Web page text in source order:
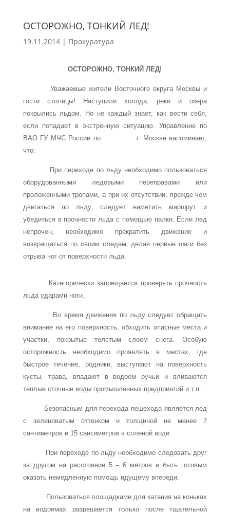
ОСТОРОЖНО, ТОНКИЙ ЛЕД!
19.11.2014| Прокуратура
ОСТОРОЖНО, ТОНКИЙ ЛЕД!
Уважаемые жители Восточного округа Москвы и
гости столицы! Наступили холода, реки и озера
покрылись льдом. Но не каждый знает, как вести себя,
если попадает в экстренную ситуацию. Управление по
ВАО ГУ МЧС России по г. Москве напоминает,
что:
При переходе по льду необходимо пользоваться
оборудованными ледовыми переправами или
проложенными тропами, а при их отсутствии, прежде чем
двигаться по льду, следует наметить маршрут и
убедиться в прочности льда с помощью палки. Если лед
непрочен, необходимо прекратить движение и
возвращаться по своим следам, делая первые шаги без
отрыва ног от поверхности льда.
Категорически запрещается проверять прочность
льда ударами ноги.
Во время движения по льду следует обращать
внимание на его поверхность, обходить опасные места и
участки, покрытые толстым слоем снега. Особую
осторожность необходимо проявлять в местах, где
быстрое течение, родники, выступают на поверхность
кусты, трава, впадают в водоем ручьи и вливаются
теплые сточные воды промышленных предприятий и т.п.
Безопасным для перехода пешехода является лед
с зеленоватым оттенком и толщиной не менее 7
сантиметров и 15 сантиметров в соленой воде.
При переходе по льду необходимо следовать друг
за другом на расстоянии 5 – 6 метров и быть готовым
оказать немедленную помощь идущему впереди.
Пользоваться площадками для катания на коньках
на водоемах разрешается только после тщательной